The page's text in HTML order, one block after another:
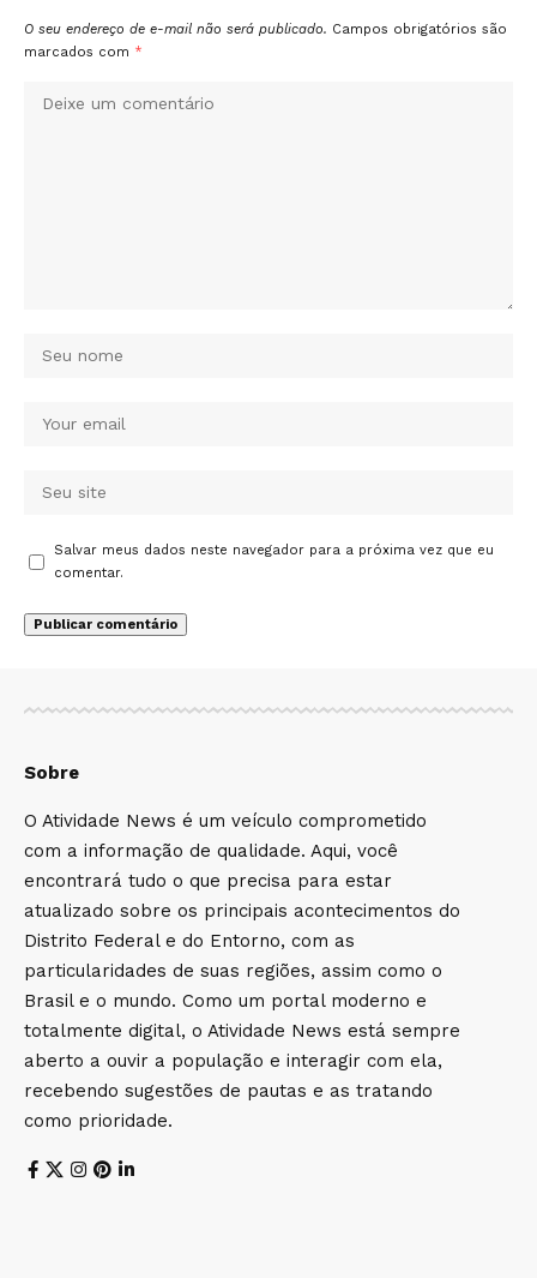
O seu endereço de e-mail não será publicado. Campos obrigatórios são
marcados com *
Salvar meus dados neste navegador para a próxima vez que eu
comentar.
Sobre
O Atividade News é um veículo comprometido
com a informação de qualidade. Aqui, você
encontrará tudo o que precisa para estar
atualizado sobre os principais acontecimentos do
Distrito Federal e do Entorno, com as
particularidades de suas regiões, assim como o
Brasil e o mundo. Como um portal moderno e
totalmente digital, o Atividade News está sempre
aberto a ouvir a população e interagir com ela,
recebendo sugestões de pautas e as tratando
como prioridade.